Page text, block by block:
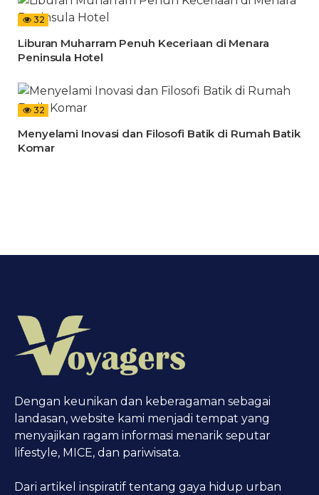
32
Liburan Muharram Penuh Keceriaan di Menara
Peninsula Hotel
32
Menyelami Inovasi dan Filosofi Batik di Rumah Batik
Komar
Dengan keunikan dan keberagaman sebagai
landasan, website kami menjadi tempat yang
menyajikan ragam informasi menarik seputar
lifestyle, MICE, dan pariwisata.
Dari artikel inspiratif tentang gaya hidup urban